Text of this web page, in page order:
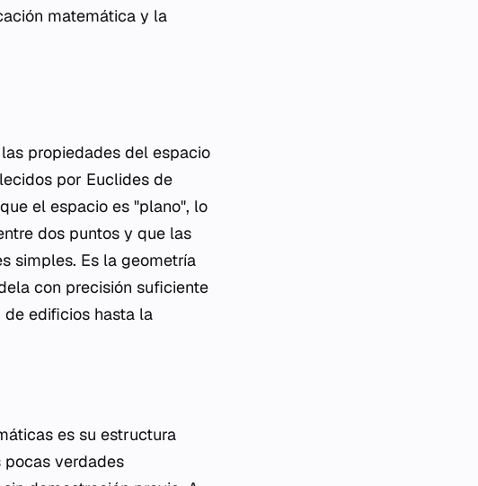
matemática y la
propiedades del espacio
por Euclides de
el espacio es "plano", lo
dos puntos y que las
simples. Es la geometría
con precisión suficiente
edificios hasta la
es su estructura
verdades